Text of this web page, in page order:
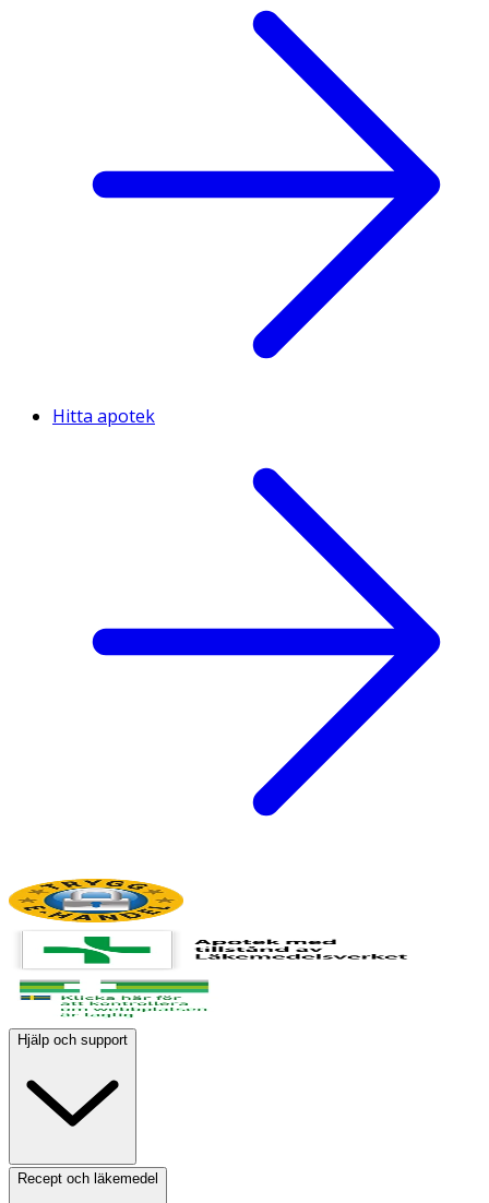
Hitta apotek
Hjälp och support
Recept och läkemedel